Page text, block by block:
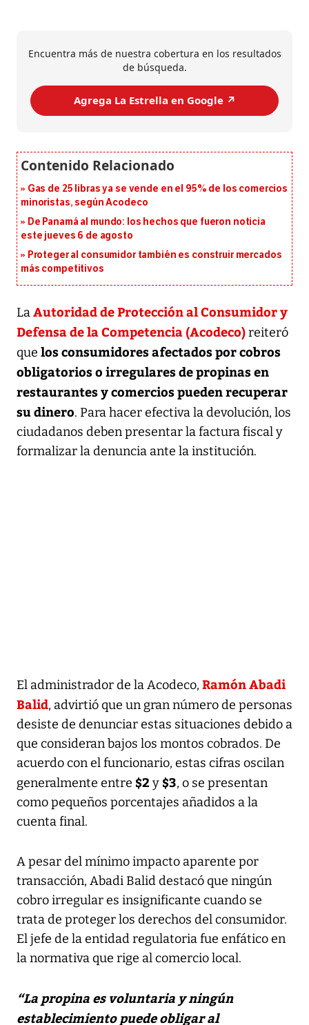
Encuentra más de nuestra cobertura en los resultados
de búsqueda.
Agrega La Estrella en Google ↗️
Gas de 25 libras ya se vende en el 95% de los comercios
minoristas, según Acodeco
De Panamá al mundo: los hechos que fueron noticia
este jueves 6 de agosto
Proteger al consumidor también es construir mercados
más competitivos
LaAutoridad de Protección al Consumidor y
Defensa de la Competencia (Acodeco)reiteró
que los consumidores afectados por cobros
obligatorios o irregulares de propinas en
restaurantes y comercios pueden recuperar
su dinero. Para hacer efectiva la devolución, los
ciudadanos deben presentar la factura fiscal y
formalizar la denuncia ante la institución.
El administrador de la Acodeco, Ramón Abadi
Balid, advirtió que un gran número de personas
desiste de denunciar estas situaciones debido a
que consideran bajos los montos cobrados. De
acuerdo con el funcionario, estas cifras oscilan
generalmente entre $2 y $3, o se presentan
como pequeños porcentajes añadidos a la
cuenta final.
A pesar del mínimo impacto aparente por
transacción, Abadi Balid destacó que ningún
cobro irregular es insignificante cuando se
trata de proteger los derechos del consumidor.
El jefe de la entidad regulatoria fue enfático en
la normativa que rige al comercio local.
“La propina es voluntaria y ningún
establecimiento puede obligar al